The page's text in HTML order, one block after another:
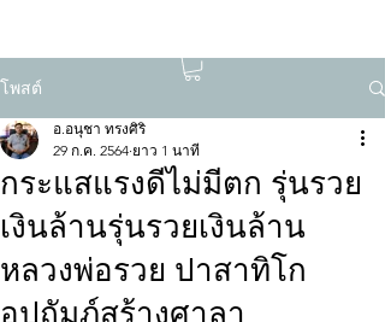
โพสต์
กระแสแรงดีไม่มีตก รุ่นรวย
เงินล้านรุ่นรวยเงินล้าน
หลวงพ่อรวย ปาสาทิโก
อุปถัมภ์สร้างศาลา
อ.อนุชา ทรงศิริ
29 ก.ค. 2564 ยาว 1 นาที